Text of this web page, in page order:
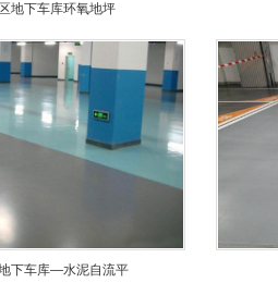
地下车库环氧地坪
下车库—水泥自流平